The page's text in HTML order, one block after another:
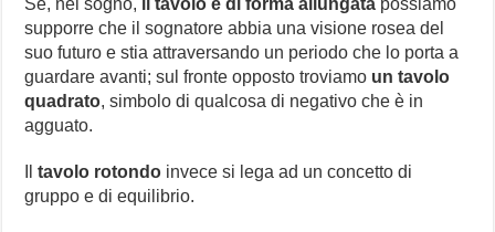
supporre che il sognatore abbia una visione rosea del
suo futuro e stia attraversando un periodo che lo porta a
guardare avanti; sul fronte opposto troviamo un tavolo
quadrato, simbolo di qualcosa di negativo che è in
agguato.
Iltavolo rotondo invece si lega ad un concetto di
gruppo e di equilibrio.